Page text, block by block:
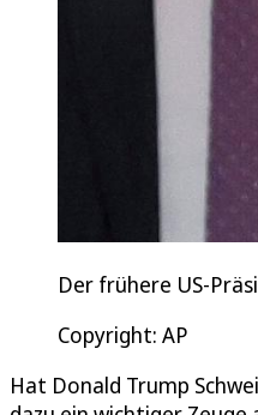
Der frühere US-
Copyright: AP
Hat Donald Trump